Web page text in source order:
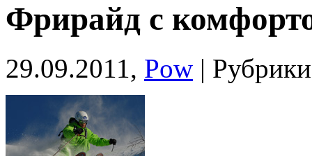
Фрирайд с
29.09.2011, Pow |